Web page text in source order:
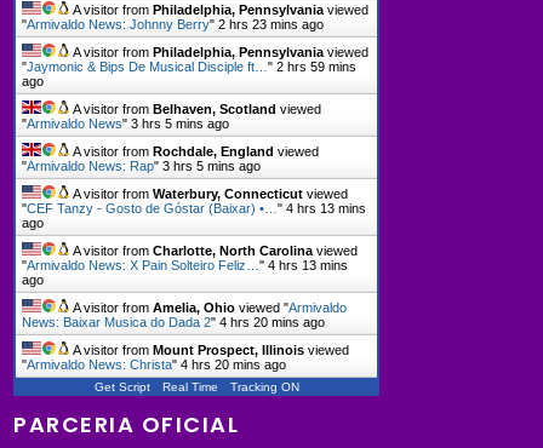
A visitor fromPhiladelphia, Pennsylvania viewed
"Armivaldo News: Johnny Berry"2 hrs 23 mins ago
A visitor fromPhiladelphia, Pennsylvania viewed
"Jaymonic & Bips De Musical Disciple ft…"2 hrs 59 mins
ago
A visitor fromBelhaven, Scotland viewed
"Armivaldo News"3 hrs 5 mins ago
A visitor fromRochdale, England viewed
"Armivaldo News: Rap"3 hrs 5 mins ago
A visitor fromWaterbury, Connecticut viewed
"CEF Tanzy - Gosto de Góstar (Baixar) •…"4 hrs 13 mins
ago
A visitor fromCharlotte, North Carolina viewed
"Armivaldo News: X Pain Solteiro Feliz…"4 hrs 13 mins
ago
A visitor fromAmelia, Ohio viewed "Armivaldo
News: Baixar Musica do Dada 2"4 hrs 20 mins ago
A visitor fromMount Prospect, Illinois viewed
"Armivaldo News: Christa"4 hrs 20 mins ago
Get Script Real Time Tracking ON
PARCERIA OFICIAL